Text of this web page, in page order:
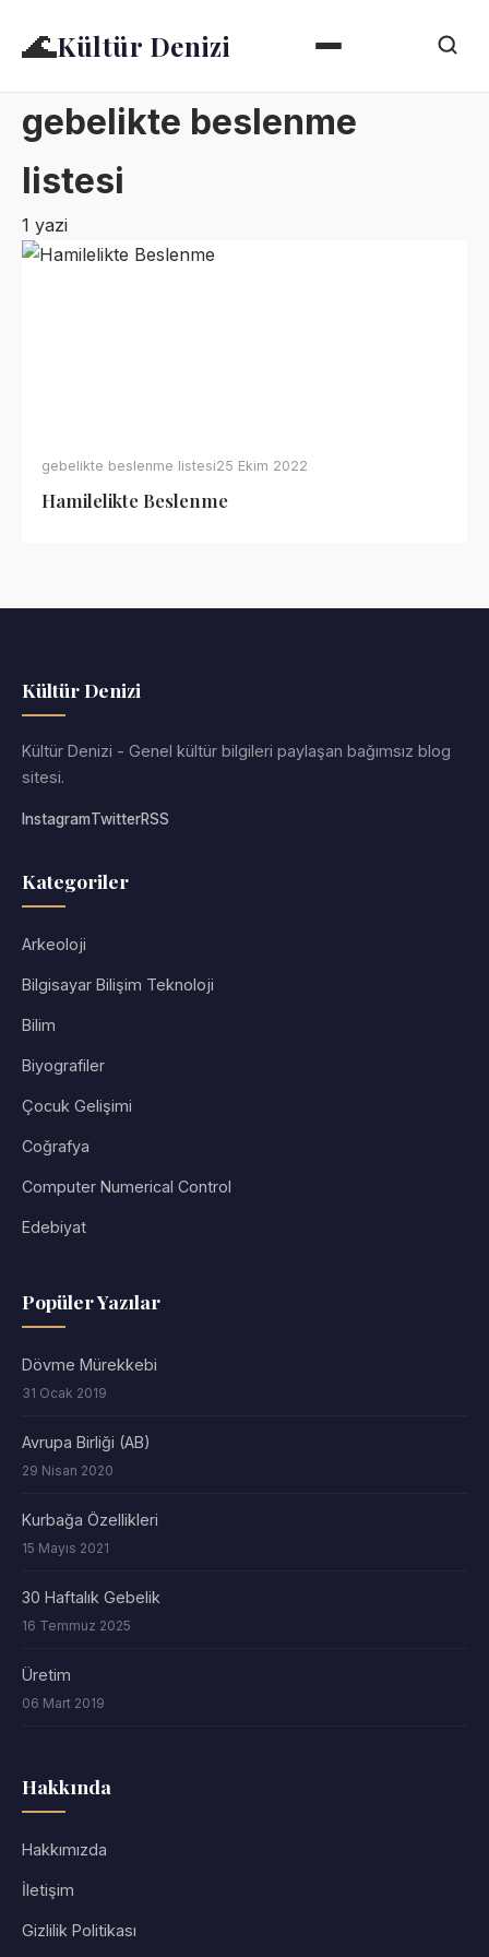
🌊Kültür Denizi
gebelikte beslenme
listesi
1 yazi
gebelikte beslenme listesi25 Ekim 2022
Hamilelikte Beslenme
Kültür Denizi
Kültür Denizi - Genel kültür bilgileri paylaşan bağımsız blog
sitesi.
InstagramTwitterRSS
Kategoriler
Arkeoloji
Bilgisayar Bilişim Teknoloji
Bilim
Biyografiler
Çocuk Gelişimi
Coğrafya
Computer Numerical Control
Edebiyat
Popüler Yazılar
Dövme Mürekkebi
31 Ocak 2019
Avrupa Birliği (AB)
29 Nisan 2020
Kurbağa Özellikleri
15 Mayıs 2021
30 Haftalık Gebelik
16 Temmuz 2025
Üretim
06 Mart 2019
Hakkında
Hakkımızda
İletişim
Gizlilik Politikası